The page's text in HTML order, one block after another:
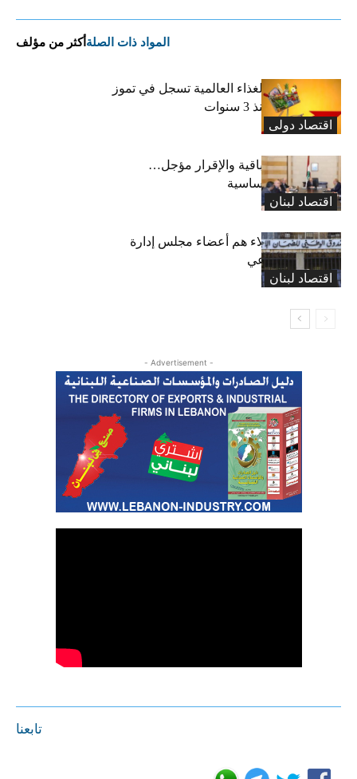
المواد ذات الصلة أكثر من مؤلف
اقتصاد دولی
“الفاو”: أسعار الغذاء العالمية تسجل في تموز
أعلى مستوى منذ 3 سنوات
اقتصاد لبنان
رسوم النفايات باقية والإقرار مؤجل…
واستثناء لمواد أساسية
اقتصاد لبنان
بعد 19 عاماً: هؤلاء هم أعضاء مجلس إدارة
الضمان الاجتماعي
- Advertisement -
تابعنا